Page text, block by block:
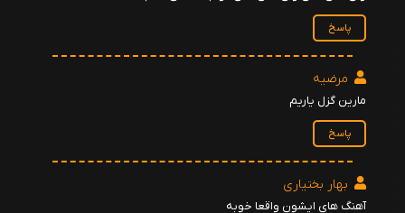
پاسخ
مرضیه
مارین گزل یاریم
پاسخ
بهار بختیاری
آهنگ های ایشون واقعا خوبه